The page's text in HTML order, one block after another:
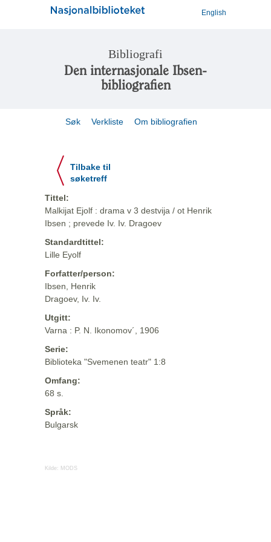
English
Bibliografi
Den internasjonale Ibsen-
bibliografien
Søk Verkliste Om bibliografien
Tilbake til
søketreff
Tittel:
Malkijat Ejolf : drama v 3 destvija / ot Henrik
Ibsen ; prevede Iv. Iv. Dragoev
Standardtittel:
Lille Eyolf
Forfatter/person:
Ibsen, Henrik
Dragoev, Iv. Iv.
Utgitt:
Varna : P. N. Ikonomov´, 1906
Serie:
Biblioteka "Svemenen teatr" 1:8
Omfang:
68 s.
Språk:
Bulgarsk
Kilde: MODS